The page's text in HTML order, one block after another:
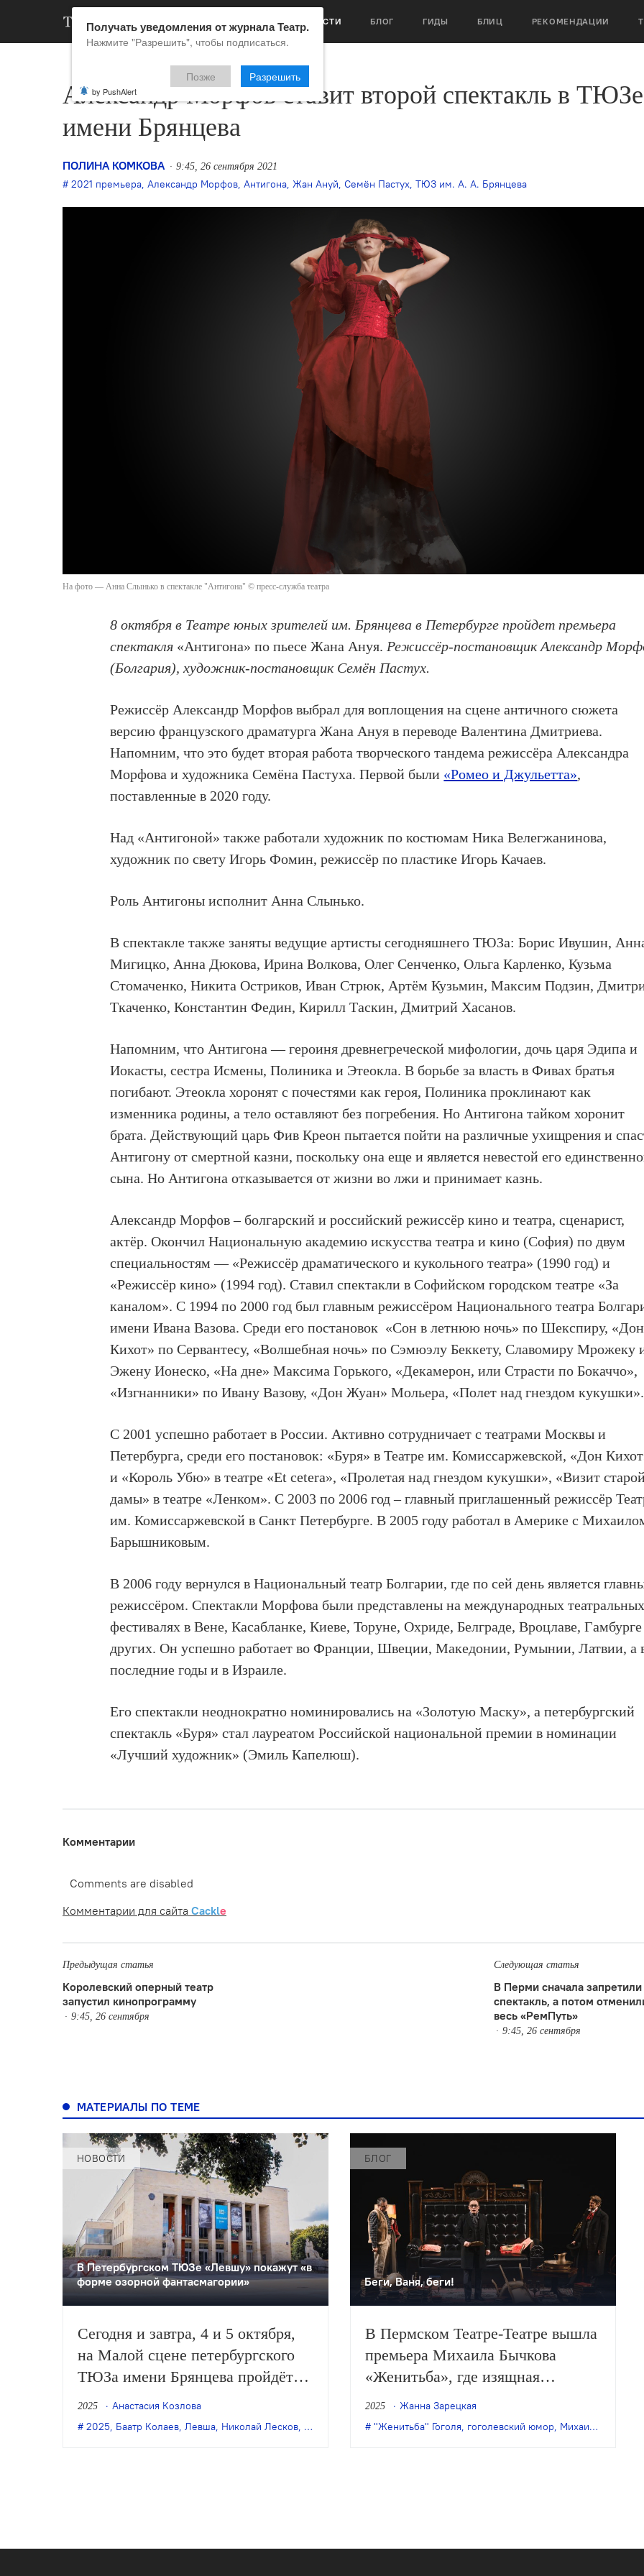
НОВОСТИ БЛОГ ГИДЫ БЛИЦ РЕКОМЕНДАЦИИ
Александр Морфов ставит второй спектакль в ТЮЗе
имени Брянцева
ПОЛИНА КОМКОВА 9:45, 26 сентября 2021
2021 премьера, Александр Морфов, Антигона, Жан Ануй, Семён Пастух, ТЮЗ им. А. А. Брянцева
На фото — Анна Слынько в спектакле "Антигона" © пресс-служба театра
8 октября в Театре юных зрителей им. Брянцева в Петербурге пройдет премьера
спектакля «Антигона» по пьесе Жана Ануя. Режиссёр-постановщик Александр
(Болгария), художник-постановщик Семён Пастух.
Режиссёр Александр Морфов выбрал для воплощения на сцене античного сюжета
версию французского драматурга Жана Ануя в переводе Валентина Дмитриева.
Напомним, что это будет вторая работа творческого тандема режиссёра Александра
Морфова и художника Семёна Пастуха. Первой были «Ромео и Джульетта»,
поставленные в 2020 году.
Над «Антигоной» также работали художник по костюмам Ника Велегжанинова,
художник по свету Игорь Фомин, режиссёр по пластике Игорь Качаев.
Роль Антигоны исполнит Анна Слынько.
В спектакле также заняты ведущие артисты сегодняшнего ТЮЗа: Борис Ивушин,
Мигицко, Анна Дюкова, Ирина Волкова, Олег Сенченко, Ольга Карленко, Кузьма
Стомаченко, Никита Остриков, Иван Стрюк, Артём Кузьмин, Максим Подзин,
Ткаченко, Константин Федин, Кирилл Таскин, Дмитрий Хасанов.
Напомним, что Антигона — героиня древнегреческой мифологии, дочь царя Эдипа и
Иокасты, сестра Исмены, Полиника и Этеокла. В борьбе за власть в Фивах братья
погибают. Этеокла хоронят с почестями как героя, Полиника проклинают как
изменника родины, а тело оставляют без погребения. Но Антигона тайком хоронит
брата. Действующий царь Фив Креон пытается пойти на различные ухищрения и
Антигону от смертной казни, поскольку она еще и является невестой его
сына. Но Антигона отказывается от жизни во лжи и принимает казнь.
Александр Морфов – болгарский и российский режиссёр кино и театра, сценарист,
актёр. Окончил Национальную академию искусства театра и кино (София) по двум
специальностям — «Режиссёр драматического и кукольного театра» (1990 год) и
«Режиссёр кино» (1994 год). Ставил спектакли в Софийском городском театре «За
каналом». С 1994 по 2000 год был главным режиссёром Национального театра
имени Ивана Вазова. Среди его постановок «Сон в летнюю ночь» по Шекспиру, «Дон
Кихот» по Сервантесу, «Волшебная ночь» по Сэмюэлу Беккету, Славомиру Мрожеку
Эжену Ионеско, «На дне» Максима Горького, «Декамерон, или Страсти по Бокаччо»,
«Изгнанники» по Ивану Вазову, «Дон Жуан» Мольера, «Полет над гнездом кукушки».
С 2001 успешно работает в России. Активно сотрудничает с театрами Москвы и
Петербурга, среди его постановок: «Буря» в Театре им. Комиссаржевской, «Дон
и «Король Убю» в театре «Et cetera», «Пролетая над гнездом кукушки», «Визит
дамы» в театре «Ленком». С 2003 по 2006 год – главный приглашенный режиссёр
им. Комиссаржевской в Санкт Петербурге. В 2005 году работал в Америке с
Барышниковым.
В 2006 году вернулся в Национальный театр Болгарии, где по сей день является
режиссёром. Спектакли Морфова были представлены на международных
фестивалях в Вене, Касабланке, Киеве, Торуне, Охриде, Белграде, Вроцлаве,
других. Он успешно работает во Франции, Швеции, Македонии, Румынии, Латвии, а
последние годы и в Израиле.
Его спектакли неоднократно номинировались на «Золотую Маску», а петербургский
спектакль «Буря» стал лауреатом Российской национальной премии в номинации
«Лучший художник» (Эмиль Капелюш).
Комментарии
Comments are disabled
Комментарии для сайта Cackle
Предыдущая статья
Королевский оперный театр
запустил кинопрограмму
9:45, 26 сентября
Следующая статья
В Перми сначала запретили
спектакль, а потом
весь «РемПуть»
9:45, 26 сентября
МАТЕРИАЛЫ ПО ТЕМЕ
НОВОСТИ
В Петербургском ТЮЗе «Левшу» покажут «в
форме озорной фантасмагории»
Сегодня и завтра, 4 и 5 октября,
на Малой сцене петербургского
ТЮЗа имени Брянцева пройдёт
премьера спектакля Баатра
Колаева «Левша» (12+) по
2025
Анастасия Козлова
2025, Баатр Колаев, Левша, Николай Лесков, Петербург премьера,ТЮЗ им. А. А. Брянцева
БЛОГ
Беги, Ваня, беги!
В Пермском Театре-Театре вышла
премьера Михаила Бычкова
«Женитьба», где изящная
театральность и сокрушительный
гоголевский юмор удивительным
холостяка-книголюба, уже
2025
Жанна Зарецкая
"Женитьба" Гоголя, гоголевский юмор, Михаил Бычков
Получать уведомления от журнала Театр.
Нажмите "Разрешить", чтобы подписаться.
Позже Разрешить
by PushAlert